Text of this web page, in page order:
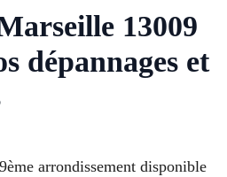
13009
dépannages et
arrondissement disponible